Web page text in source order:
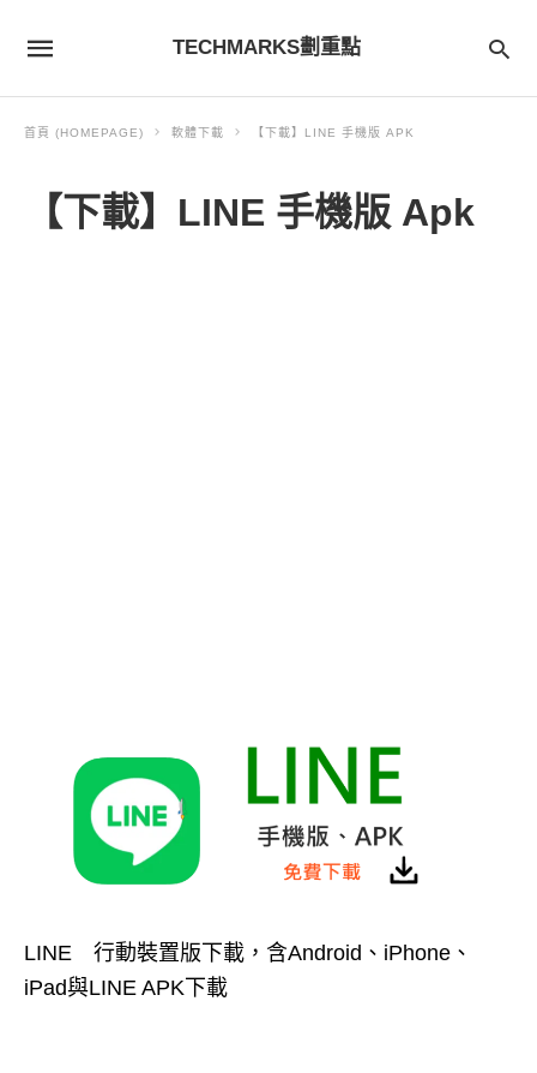
TECHMARKS劃重點
首頁 (HOMEPAGE) 軟體下載 【下載】LINE 手機版 APK
【下載】LINE 手機版 Apk
LINE 行動裝置版下載，含Android、iPhone、
iPad與LINE APK下載